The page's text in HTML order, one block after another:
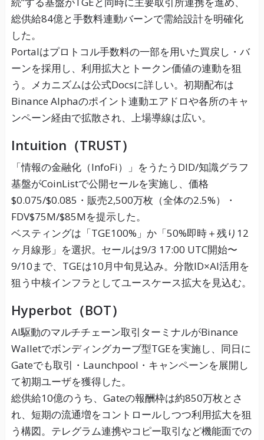
総供給84億と手数料連動バーンで需給設計を明確化
した。
Portalはプロトコル手数料の一部を用いた買戻し・バ
ーンを採用し、利用拡大とトークン価値の連動を狙
う。メカニズムは公式Docsに詳しい。初期配布は
Binance Alphaのポイント連動エアドロや各所のキャ
ンペーン経由で拡散され、上場導線は広い。
Intuition（TRUST）
「情報の金融化（InfoFi）」をうたうDID/知識グラフ
基盤がCoinListで公開セールを実施し、価格
$0.075/$0.085・販売2,500万枚（全体の2.5%）・
FDV$75M/$85Mを提示した。
ベスティングは「TGE100%」か「50%即時＋残り12
ヶ月線形」を選択。セールは9/3 17:00 UTC開始〜
9/10まで、TGEは10月中旬見込み。分散ID×AI活用を
狙う中核インフラとしてユースケース拡大を見込む。
Hyperbot（BOT）
AI駆動のマルチチェーン取引ターミナルがBinance
Walletでボンディングカーブ型TGEを実施し、同日に
Gateでも取引・Launchpool・キャンペーンを展開し
て初期ユーザを獲得した。
総供給10億のうち、Gateの報酬枠は約850万枚とさ
れ、短期の流通増をコントロールしつつ利用拡大を狙
う構図。テレグラム連携やコピー取引など機能面での